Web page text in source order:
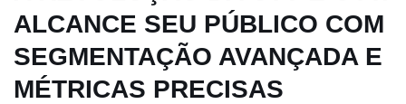
ALCANCE SEU PÚBLICO COM
SEGMENTAÇÃO AVANÇADA E
MÉTRICAS PRECISAS